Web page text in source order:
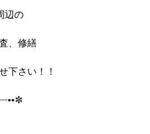
辺の
、修繕
下さい！！